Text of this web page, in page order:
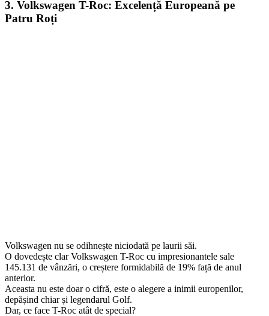
3. Volkswagen T-Roc: Excelență Europeană pe
Patru Roți
Volkswagen nu se odihnește niciodată pe laurii săi.
O dovedește clar Volkswagen T-Roc cu impresionantele sale
145.131 de vânzări, o creștere formidabilă de 19% față de anul
anterior.
Aceasta nu este doar o cifră, este o alegere a inimii europenilor,
depășind chiar și legendarul Golf.
Dar, ce face T-Roc atât de special?